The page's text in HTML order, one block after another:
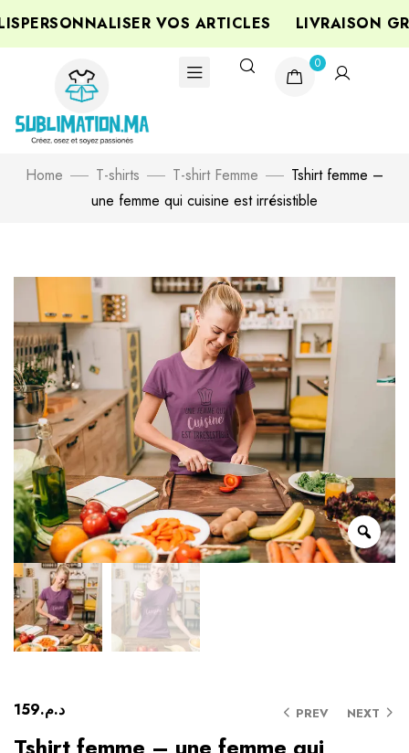
VOS ARTICLES LIVRAISON
0
Home T-shirts T-shirt Femme
Tshirt femme –
une femme qui cuisine est irrésistible
PREV NEXT د.م.159